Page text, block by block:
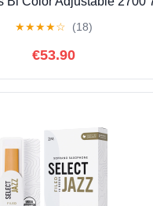
★★★★☆ (18)
€53.90